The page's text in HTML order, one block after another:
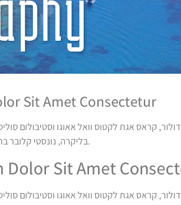
Sit Amet Consectetur
קראס אגת לקטוס וואל אאוגו וסטיבולום
בליקרה, נונסטי קלובר בריקנה סטום, לפריקך תצטריק לרטי.
Dolor Sit Amet
קראס אגת לקטוס וואל אאוגו וסטיבולום